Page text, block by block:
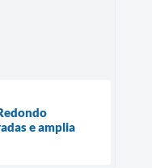
e amplia